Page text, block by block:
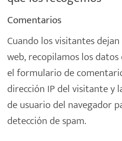
Comentarios
Cuando los visitantes
web, recopilamos los
el formulario de
dirección IP del visitante y
de usuario del navegador
detección de spam.